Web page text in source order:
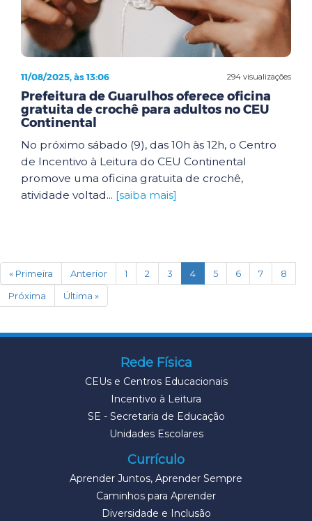
294 visualizações
11/08/2025, às 13:06
Prefeitura de Guarulhos oferece oficina
gratuita de crochê para adultos no CEU
Continental
No próximo sábado (9), das 10h às 12h, o Centro
de Incentivo à Leitura do CEU Continental
promove uma oficina gratuita de crochê,
atividade voltad... [saiba mais]
« Primeira Anterior 1 2 3 4(current)
5 6 7
8
Próxima
Última »
Rede Física
CEUs e Centros Educacionais
Incentivo à Leitura
SE - Secretaria de Educação
Unidades Escolares
Currículo
Aprender Juntos, Aprender Sempre
Caminhos para Aprender
Diversidade e Inclusão